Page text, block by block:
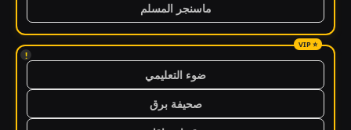
ماسنجر المسلم
!
ضوء التعليمي
صحيفة برق